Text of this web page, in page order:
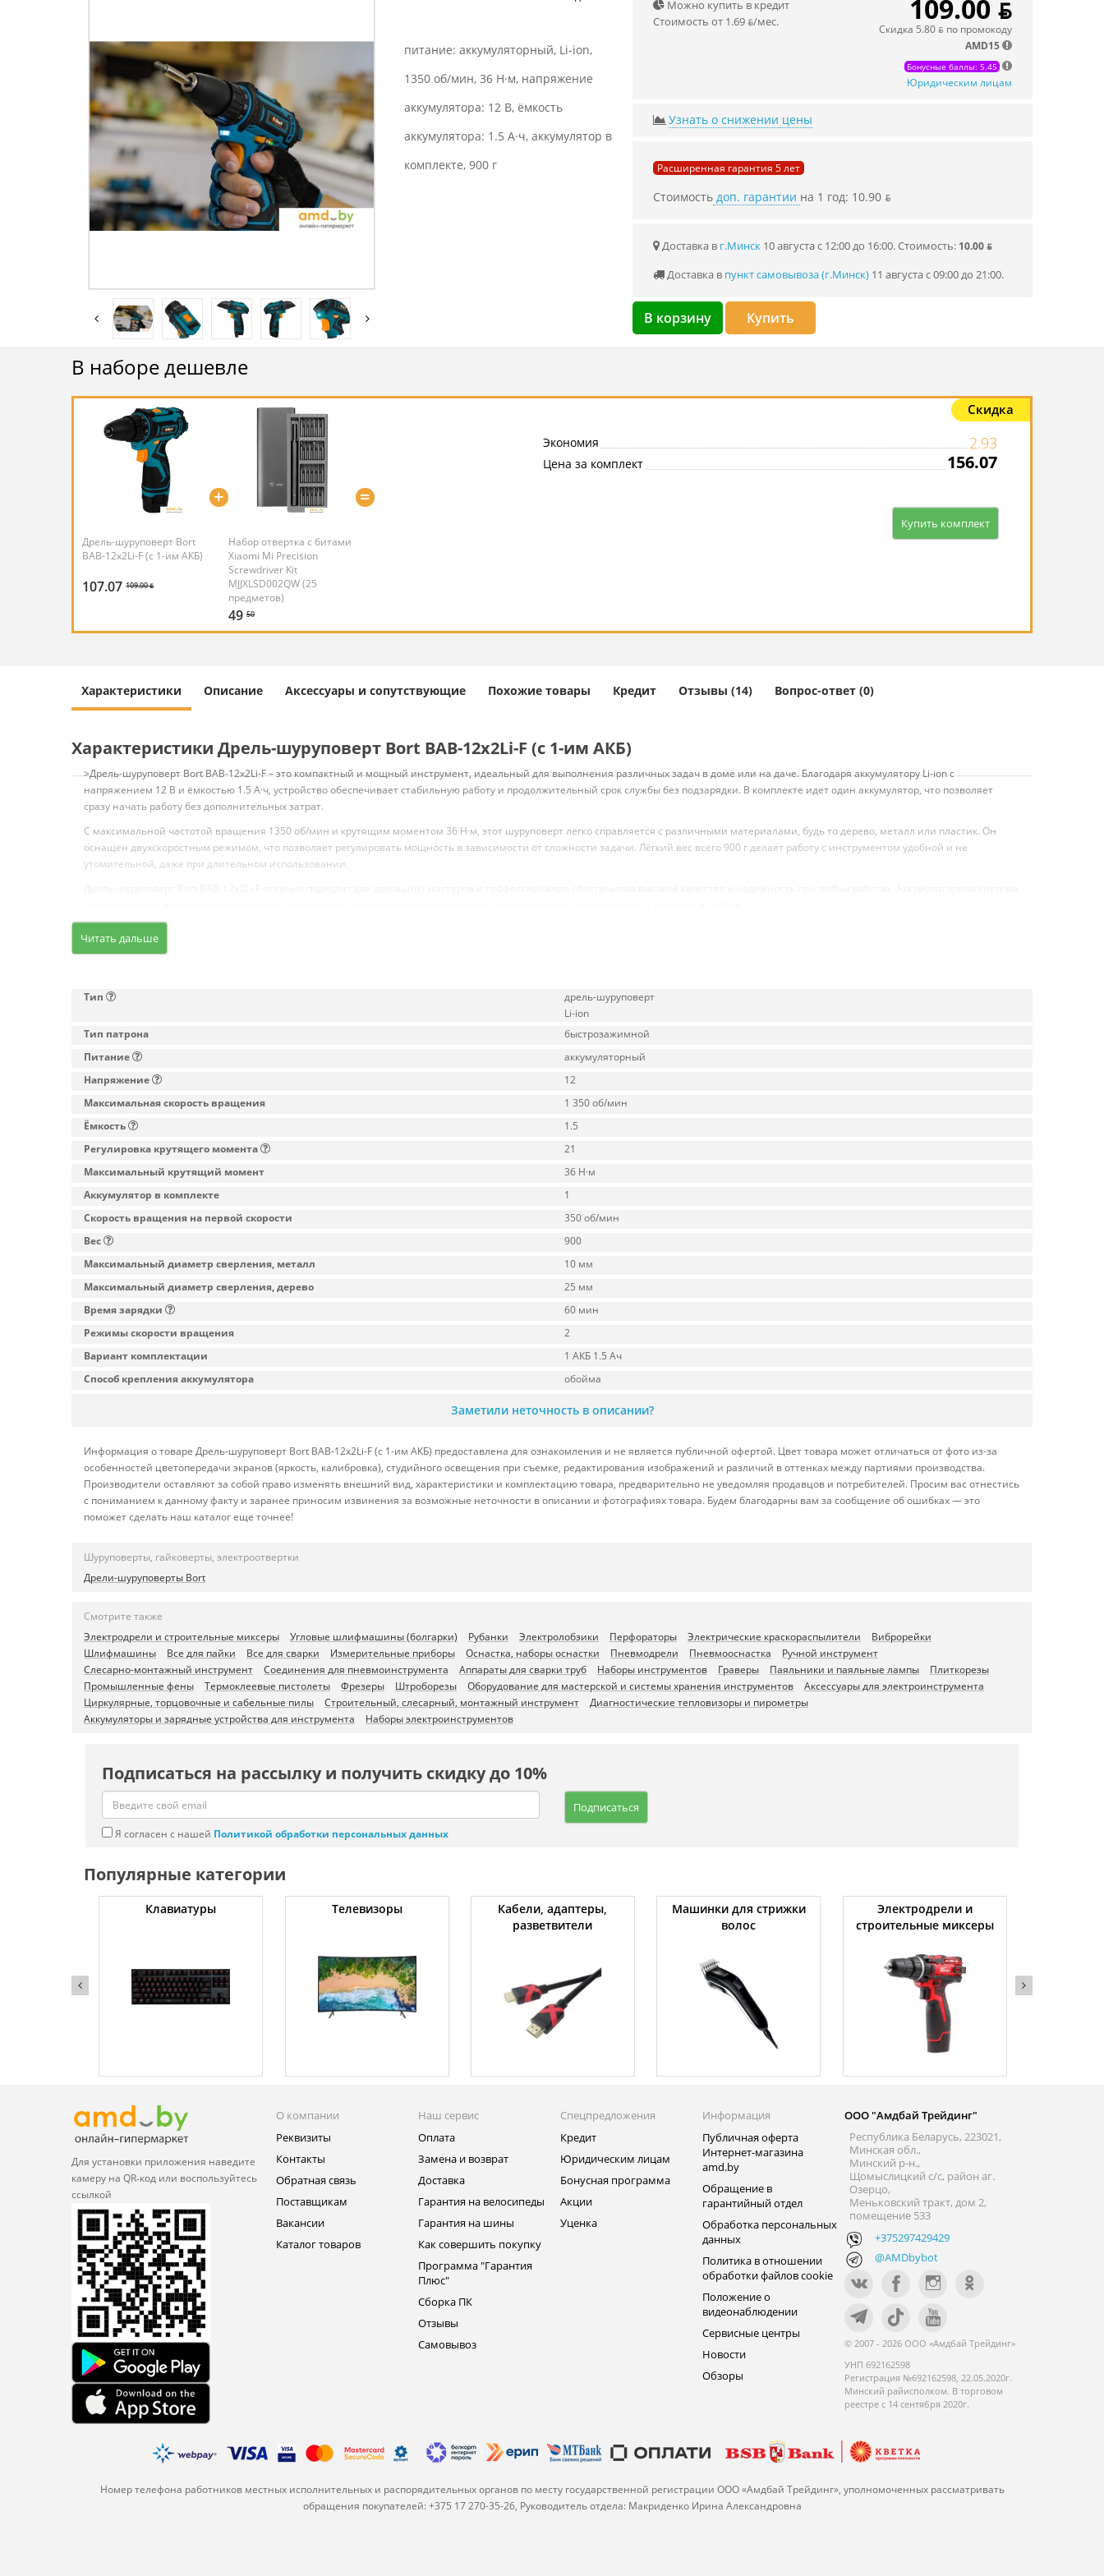
питание: аккумуляторный, Li-ion,
1350 об/мин, 36 Н·м, напряжение
аккумулятора: 12 В, ёмкость
аккумулятора: 1.5 А·ч, аккумулятор в
комплекте, 900 г
Можно купить в кредит
Стоимость от 1.69 ƃ/мec.
109.00 ƃ
Скидка 5.80 ƃ по промокоду
AMD15
Бонусные баллы: 5.45
Юридическим лицам
Узнать о снижении цены
Расширенная гарантия 5 лет
Стоимостьдоп. гарантии на 1 год: 10.90 ƃ
Доставка в г.Минск10 августа с 12:00 до 16:00.Стоимость: 10.00 ƃ
Доставка в пункт самовывоза (г.Минск)11 августа с 09:00 до 21:00.
В корзину Купить
В наборе дешевле
Скидка
Дрель-шуруповерт Bort
BAB-12x2Li-F (с 1-им АКБ)
107.07 109.00 ƃ
+
Набор отвертка с битами
Xiaomi Mi Precision
Screwdriver Kit
MJJXLSD002QW (25
предметов)
49 50
=
Экономия 2.93
Цена за комплект 156.07
Купить комплект
Характеристики Описание Аксессуары и сопутствующие Похожие товары Кредит Отзывы (14) Вопрос-ответ (0)
Характеристики Дрель-шуруповерт Bort BAB-12x2Li-F (с 1-им АКБ)
>Дрель-шуруповерт Bort BAB-12x2Li-F – это компактный и мощный инструмент, идеальный для выполнения различных задач в доме или на даче. Благодаря аккумулятору Li-ion с
напряжением 12 В и ёмкостью 1.5 А·ч, устройство обеспечивает стабильную работу и продолжительный срок службы без подзарядки. В комплекте идет один аккумулятор, что позволяет
сразу начать работу без дополнительных затрат.
С максимальной частотой вращения 1350 об/мин и крутящим моментом 36 Н·м, этот шуруповерт легко справляется с различными материалами, будь то дерево, металл или пластик. Он
оснащен двухскоростным режимом, что позволяет регулировать мощность в зависимости от сложности задачи. Лёгкий вес всего 900 г делает работу с инструментом удобной и не
утомительной, даже при длительном использовании.
Читать дальше
Тип
дрель-шуруповерт
Li-ion
Тип патрона
быстрозажимной
Питание
аккумуляторный
Напряжение
12
Максимальная скорость вращения
1 350 об/мин
Ёмкость
1.5
Регулировка крутящего момента
21
Максимальный крутящий момент
36 Н·м
Аккумулятор в комплекте
1
Скорость вращения на первой скорости
350 об/мин
Вес
900
Максимальный диаметр сверления, металл
10 мм
Максимальный диаметр сверления, дерево
25 мм
Время зарядки
60 мин
Режимы скорости вращения
2
Вариант комплектации
1 АКБ 1.5 Ач
Способ крепления аккумулятора
обойма
Заметили неточность в описании?
Информация о товаре Дрель-шуруповерт Bort BAB-12x2Li-F (с 1-им АКБ) предоставлена для ознакомления и не является публичной офертой. Цвет товара может отличаться от фото из-за
особенностей цветопередачи экранов (яркость, калибровка), студийного освещения при съемке, редактирования изображений и различий в оттенках между партиями производства.
Производители оставляют за собой право изменять внешний вид, характеристики и комплектацию товара, предварительно не уведомляя продавцов и потребителей. Просим вас отнестись
с пониманием к данному факту и заранее приносим извинения за возможные неточности в описании и фотографиях товара. Будем благодарны вам за сообщение об ошибках — это
поможет сделать наш каталог еще точнее!
Шуруповерты, гайковерты, электроотвертки
Дрели-шуруповерты Bort
Смотрите также
Электродрели и строительные миксеры
Угловые шлифмашины (болгарки) Рубанки Электролобзики Перфораторы Электрические краскораспылители
Виброрейки
Шлифмашины
Все для пайки Все для сварки Измерительные приборы Оснастка, наборы оснастки Пневмодрели Пневмооснастка
Ручной инструмент
Слесарно-монтажный инструмент
Соединения для пневмоинструмента Аппараты для сварки труб Наборы инструментов Граверы Паяльники и паяльные лампы
Плиткорезы
Промышленные фены
Термоклеевые пистолеты Фрезеры Штроборезы Оборудование для мастерской и системы хранения инструментов
Аксессуары для электроинструмента
Циркулярные, торцовочные и сабельные пилы
Строительный, слесарный, монтажный инструмент
Диагностические тепловизоры и пирометры
Аккумуляторы и зарядные устройства для инструмента
Наборы электроинструментов
Подписаться на рассылку и получить скидку до 10%
Подписаться
Я согласен с нашей Политикой обработки персональных данных
Популярные категории
Клавиатуры Телевизоры
Кабели, адаптеры,
разветвители
Машинки для стрижки
волос
Электродрели и
строительные миксеры
Для установки приложения наведите
камеру на QR‑код или воспользуйтесь
ссылкой
О компании
Реквизиты
Контакты
Обратная связь
Поставщикам
Вакансии
Каталог товаров
Наш сервис
Оплата
Замена и возврат
Доставка
Гарантия на велосипеды
Гарантия на шины
Как совершить покупку
Программа "Гарантия
Плюс"
Сборка ПК
Отзывы
Самовывоз
Спецпредложения
Кредит
Юридическим лицам
Бонусная программа
Акции
Уценка
Информация
Публичная оферта
Интернет-магазина
amd.by
Обращение в
гарантийный отдел
Обработка персональных
данных
Политика в отношении
обработки файлов cookie
Положение о
видеонаблюдении
Сервисные центры
Новости
Обзоры
ООО "Амдбай Трейдинг"
Республика Беларусь, 223021,
Минская обл.,
Минский р-н.,
Щомыслицкий с/с, район аг.
Озерцо,
Меньковский тракт, дом 2,
помещение 533
+375297429429
@AMDbybot
© 2007 - 2026 ООО «Амдбай Трейдинг»
УНП 692162598
Регистрация №692162598, 22.05.2020г.
Минский райисполком. В торговом
реестре с 14 сентября 2020г.
Номер телефона работников местных исполнительных и распорядительных органов по месту государственной регистрации ООО «Амдбай Трейдинг», уполномоченных рассматривать
обращения покупателей: +375 17 270-35-26, Руководитель отдела: Макриденко Ирина Александровна